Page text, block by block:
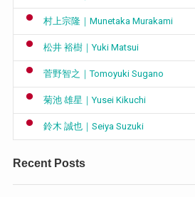
村上宗隆｜Munetaka Murakami
松井 裕樹｜Yuki Matsui
菅野智之｜Tomoyuki Sugano
菊池 雄星｜Yusei Kikuchi
鈴木 誠也｜Seiya Suzuki
Recent Posts